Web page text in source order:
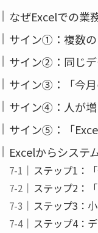
なぜExcelでの業
サイン①：複数の
サイン②：同じデ
サイン③：「今
サイン④：人が増
サイン⑤：「
Excelからシステ
ステップ1：
ステップ2：
ステップ3：
ステップ4：